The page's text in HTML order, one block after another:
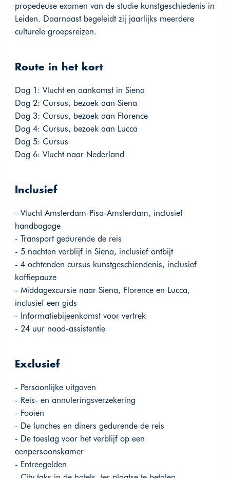
propedeuse examen van de studie kunstgeschiedenis in
Leiden. Daarnaast begeleidt zij jaarlijks meerdere
culturele groepsreizen.
Route in het kort
Dag 1: Vlucht en aankomst in Siena
Dag 2: Cursus, bezoek aan Siena
Dag 3: Cursus, bezoek aan Florence
Dag 4: Cursus, bezoek aan Lucca
Dag 5: Cursus
Dag 6: Vlucht naar Nederland
Inclusief
- Vlucht Amsterdam-Pisa-Amsterdam, inclusief
handbagage
- Transport gedurende de reis
- 5 nachten verblijf in Siena, inclusief ontbijt
- 4 ochtenden cursus kunstgeschiendenis, inclusief
koffiepauze
- Middagexcursie naar Siena, Florence en Lucca,
inclusief een gids
- Informatiebijeenkomst voor vertrek
- 24 uur nood-assistentie
Exclusief
- Persoonlijke uitgaven
- Reis- en annuleringsverzekering
- Fooien
- De lunches en diners gedurende de reis
- De toeslag voor het verblijf op een
eenpersoonskamer
- Entreegelden